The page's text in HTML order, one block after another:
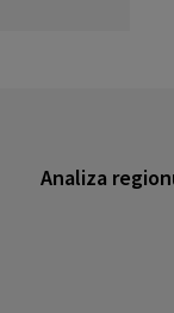
Analiza